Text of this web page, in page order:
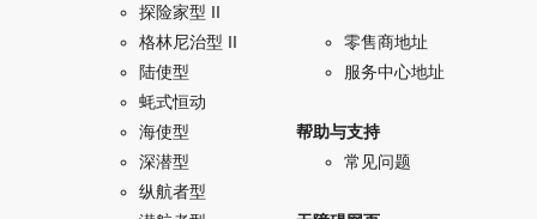
探险家型 II
格林尼治型 II
陆使型
蚝式恒动
海使型
深潜型
纵航者型
零售商地址
服务中心地址
帮助与支持
常见问题